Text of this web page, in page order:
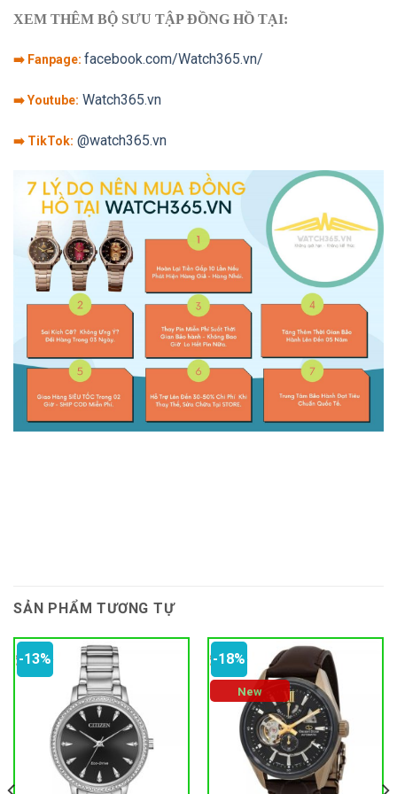
XEM THÊM BỘ SƯU TẬP ĐỒNG HỒ TẠI:
➡️ Fanpage: facebook.com/Watch365.vn/
➡️ Youtube: Watch365.vn
➡️ TikTok: @watch365.vn
SẢN PHẨM TƯƠNG TỰ
-13% -18%
New